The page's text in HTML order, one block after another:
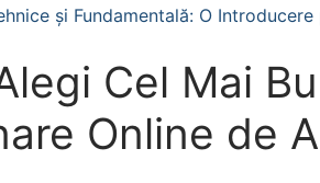
și Fundamentală: O
Cel Mai
Online de